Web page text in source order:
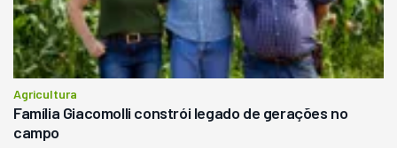
Agricultura
Família Giacomolli constrói legado de gerações no
campo